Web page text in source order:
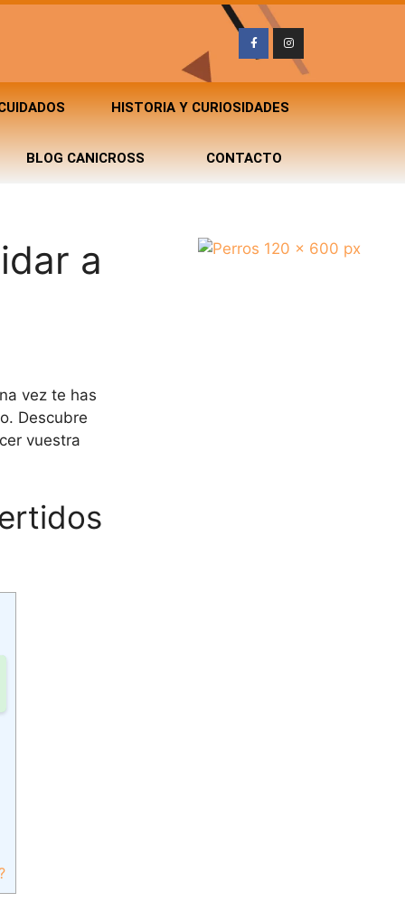
HISTORIA Y CURIOSIDADES
BLOG CANICROSS CONTACTO
a
vez te has
Descubre
vuestra